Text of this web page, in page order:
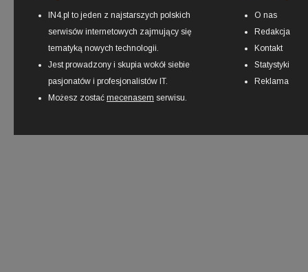
IN4.pl to jeden z najstarszych polskich
serwisów internetowych zajmujący się
tematyką nowych technologii.
Jest prowadzony i skupia wokół siebie
pasjonatów i profesjonalistów IT.
Możesz zostać mecenasem serwisu.
O nas
Redakcja
Kontakt
Statystyki
Reklama